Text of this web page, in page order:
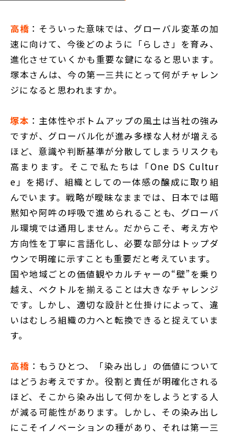
高橋 ：そういった意味では、グローバル変革の加
速に向けて、今後どのように「らしさ」を育み、
進化させていくかも重要な鍵になると思います。
塚本さんは、今の第一三共にとって何がチャレン
ジになると思われますか。
塚本 ：主体性やボトムアップの風土は当社の強み
ですが、グローバル化が進み多様な人材が増える
ほど、意識や判断基準が分散してしまうリスクも
高まります。そこで私たちは「One DS Cultur
e」を掲げ、組織としての一体感の醸成に取り組
んでいます。戦略が曖昧なままでは、日本では暗
黙知や阿吽の呼吸で進められることも、グローバ
ル環境では通用しません。だからこそ、考え方や
方向性を丁寧に言語化し、必要な部分はトップダ
ウンで明確に示すことも重要だと考えています。
国や地域ごとの価値観やカルチャーの“壁”を乗り
越え、ベクトルを揃えることは大きなチャレンジ
です。しかし、適切な設計と仕掛けによって、違
いはむしろ組織の力へと転換できると捉えていま
す。
高橋 ：もうひとつ、「染み出し」の価値について
はどうお考えですか。役割と責任が明確化される
ほど、そこから染み出して何かをしようとする人
が減る可能性があります。しかし、その染み出し
にこそイノベーションの種があり、それは第一三